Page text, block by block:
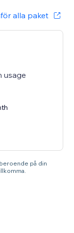
alla paket
usage
på din